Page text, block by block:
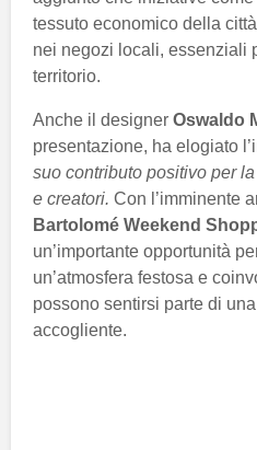
tessuto economico della
nei negozi locali, essenziali
territorio.
Anche il designer Oswaldo
presentazione, ha elogiato
suo contributo positivo per
e creatori. Con l’imminente
Bartolomé Weekend
un’importante opportunità
un’atmosfera festosa e
possono sentirsi parte di
accogliente.